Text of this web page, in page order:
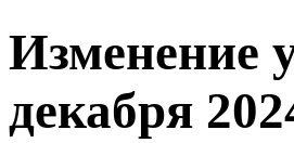
Изменение
декабря